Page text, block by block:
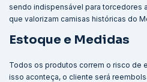
sendo indispensável para torcedores
que valorizam camisas históricas do
Estoque e Medidas
Todos os produtos correm o risco de
isso aconteça, o cliente será